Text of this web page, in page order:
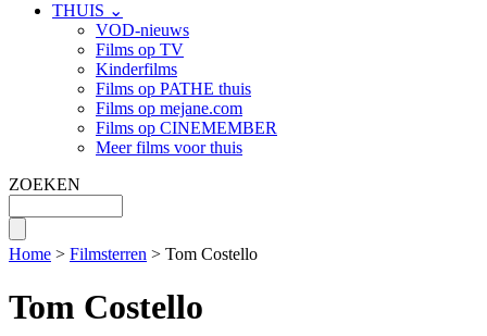
THUIS ⌄
VOD-nieuws
Films op TV
Kinderfilms
Films op PATHE thuis
Films op mejane.com
Films op CINEMEMBER
Meer films voor thuis
ZOEKEN
Home > Filmsterren > Tom Costello
Tom Costello